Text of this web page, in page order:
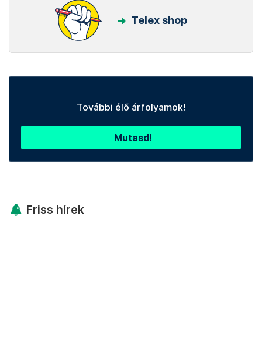
Telex shop
További élő árfolyamok!
Mutasd!
Friss hírek